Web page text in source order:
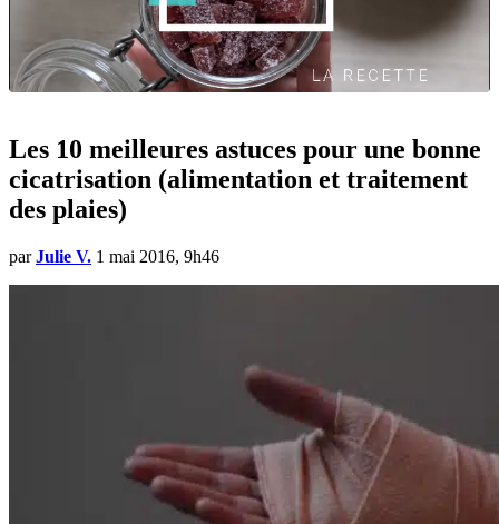
Les 10 meilleures astuces pour une bonne
cicatrisation (alimentation et traitement
des plaies)
par Julie V. 1 mai 2016, 9h46